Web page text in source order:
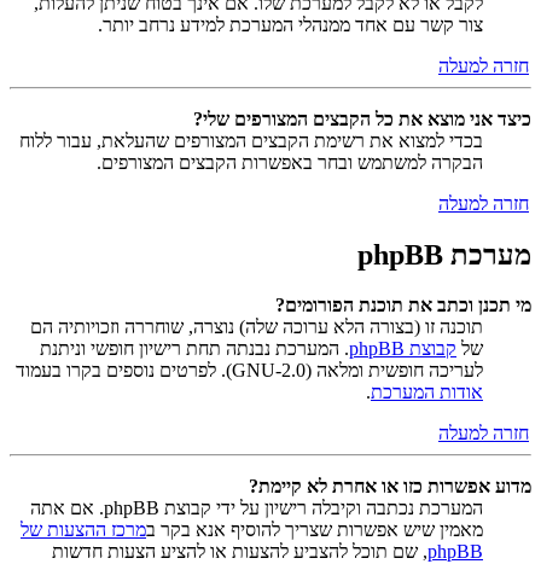
צור קשר עם אחד ממנהלי המערכת למידע נרחב יותר.
חזרה למעלה
כיצד אני מוצא את כל הקבצים המצורפים שלי?
בכדי למצוא את רשימת הקבצים המצורפים שהעלאת, עבור ללוח
הבקרה למשתמש ובחר באפשרות הקבצים המצורפים.
חזרה למעלה
מערכת phpBB
מי תכנן וכתב את תוכנת הפורומים?
תוכנה זו (בצורה הלא ערוכה שלה) נוצרה, שוחררה וזכויותיה הם
של קבוצת phpBB
. המערכת נבנתה תחת רישיון חופשי וניתנת
לעריכה חופשית ומלאה (GNU-2.0). לפרטים נוספים בקרו בעמוד
אודות המערכת.
חזרה למעלה
מדוע אפשרות כזו או אחרת לא קיימת?
המערכת נכתבה וקיבלה רישיון על ידי קבוצת phpBB. אם אתה
מאמין שיש אפשרות שצריך להוסיף אנא בקר במרכז ההצעות של
phpBB, שם תוכל להצביע להצעות או להציע הצעות חדשות